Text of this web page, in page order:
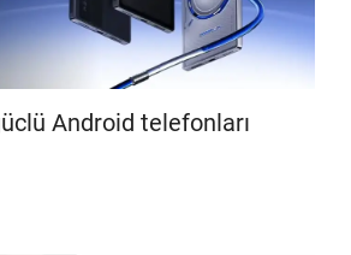
Android telefonları